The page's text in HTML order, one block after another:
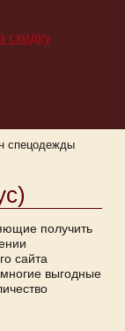
спецодежды
получить
сайта
многие выгодные